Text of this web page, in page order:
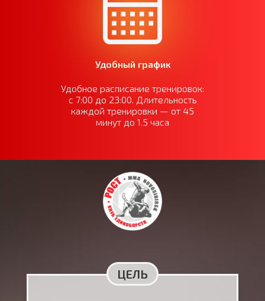
Удобный график
Удобное расписание тренировок:
с 7:00 до 23:00. Длительность
каждой тренировки — от 45
минут до 1.5 часа
ЦЕЛЬ